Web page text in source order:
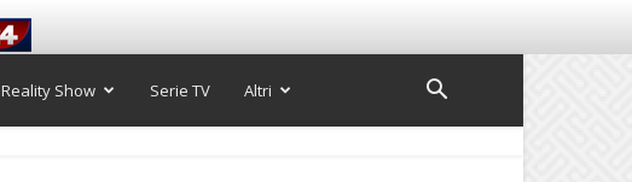
Reality Show Serie TV Altri